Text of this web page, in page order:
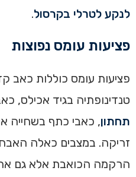
לנקע לטרלי בקרסול.
פציעות עומס נפוצות
פציעות עומס כוללות כאב
טנדינופתיה בגיד אכילס,
תחתון, כאבי כתף בשחייה
זריקה. במצבים כאלה
הרקמה הכואבת אלא גם